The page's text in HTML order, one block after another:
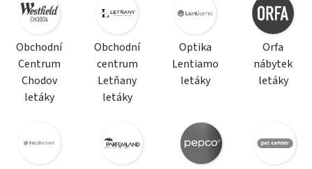
Obchodní
Centrum
Chodov
letáky
Obchodní
centrum
Letňany
letáky
Optika
Lentiamo
letáky
Orfa
nábytek
letáky